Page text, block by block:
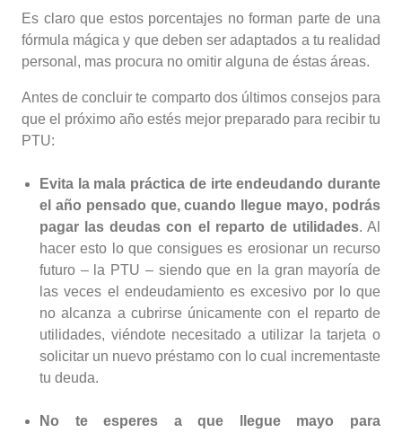
Es claro que estos porcentajes no forman parte de una
fórmula mágica y que deben ser adaptados a tu realidad
personal, mas procura no omitir alguna de éstas áreas.
Antes de concluir te comparto dos últimos consejos para
que el próximo año estés mejor preparado para recibir tu
PTU:
Evita la mala práctica de irte endeudando durante
el año pensado que, cuando llegue mayo, podrás
pagar las deudas con el reparto de utilidades. Al
hacer esto lo que consigues es erosionar un recurso
futuro – la PTU – siendo que en la gran mayoría de
las veces el endeudamiento es excesivo por lo que
no alcanza a cubrirse únicamente con el reparto de
utilidades, viéndote necesitado a utilizar la tarjeta o
solicitar un nuevo préstamo con lo cual incrementaste
tu deuda.
No te esperes a que llegue mayo para